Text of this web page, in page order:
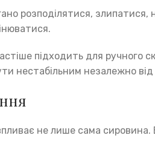
розподілятися, злипатися,
підходить для ручного
нестабільним незалежно
не лише сама сировина.